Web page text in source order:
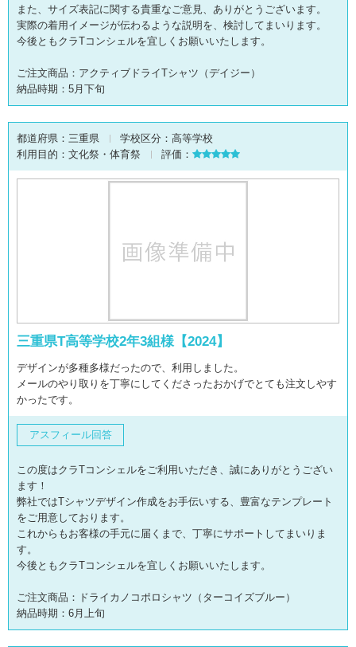
また、サイズ表記に関する貴重なご意見、ありがとうございます。
実際の着用イメージが伝わるような説明を、検討してまいります。
今後ともクラTコンシェルを宜しくお願いいたします。
ご注文商品：アクティブドライTシャツ（デイジー）
納品時期：5月下旬
都道府県： 三重県 学校区分： 高等学校
利用目的： 文化祭・体育祭 評価：
三重県T高等学校2年3組様【2024】
デザインが多種多様だったので、利用しました。
メールのやり取りを丁寧にしてくださったおかげでとても注文しやす
かったです。
アスフィール回答
この度はクラTコンシェルをご利用いただき、誠にありがとうござい
ます！
弊社ではTシャツデザイン作成をお手伝いする、豊富なテンプレート
をご用意しております。
これからもお客様の手元に届くまで、丁寧にサポートしてまいりま
す。
今後ともクラTコンシェルを宜しくお願いいたします。
ご注文商品：ドライカノコポロシャツ（ターコイズブルー）
納品時期：6月上旬